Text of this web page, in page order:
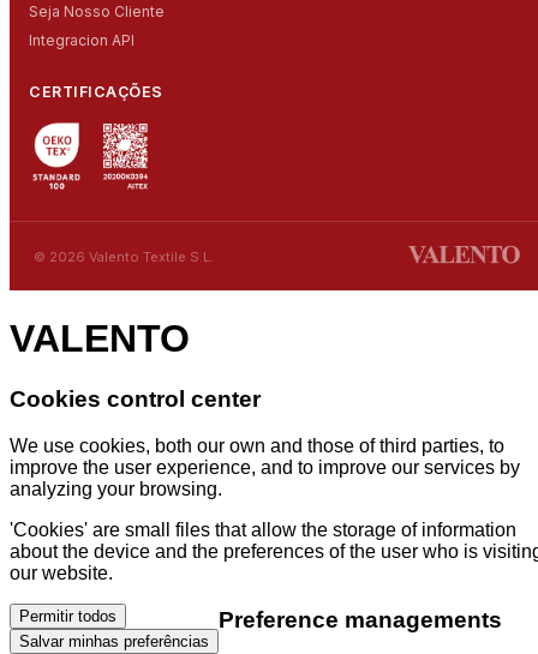
Seja Nosso Cliente
Integracion API
CERTIFICAÇÕES
© 2026 Valento Textile S.L.
VALENTO
Cookies control center
We use cookies, both our own and those of third parties, to
improve the user experience, and to improve our services by
analyzing your browsing.
'Cookies' are small files that allow the storage of information
about the device and the preferences of the user who is
our website.
Permitir todos
Salvar minhas preferências
Preference managements